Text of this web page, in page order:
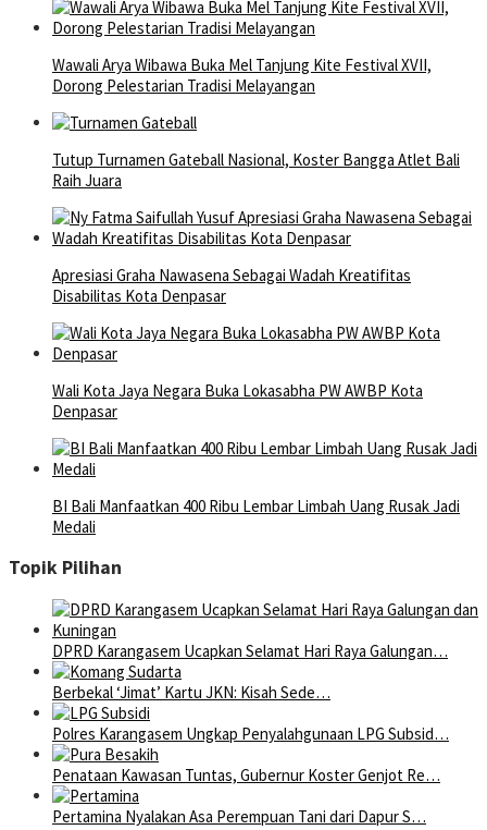
Wawali Arya Wibawa Buka Mel Tanjung Kite Festival XVII,
Dorong Pelestarian Tradisi Melayangan
Tutup Turnamen Gateball Nasional, Koster Bangga Atlet Bali
Raih Juara
Apresiasi Graha Nawasena Sebagai Wadah Kreatifitas
Disabilitas Kota Denpasar
Wali Kota Jaya Negara Buka Lokasabha PW AWBP Kota
Denpasar
BI Bali Manfaatkan 400 Ribu Lembar Limbah Uang Rusak Jadi
Medali
Topik Pilihan
DPRD Karangasem Ucapkan Selamat Hari Raya Galungan…
Berbekal ‘Jimat’ Kartu JKN: Kisah Sede…
Polres Karangasem Ungkap Penyalahgunaan LPG Subsid…
Penataan Kawasan Tuntas, Gubernur Koster Genjot Re…
Pertamina Nyalakan Asa Perempuan Tani dari Dapur S…